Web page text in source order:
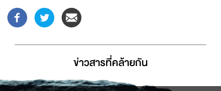
ข่าวสารที่่คล้ายกัน